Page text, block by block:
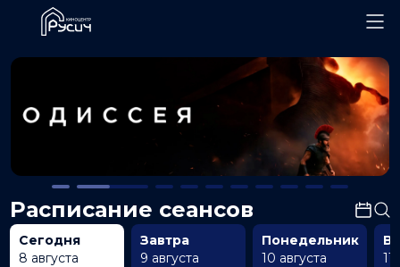
Расписание сеансов
Сегодня
8 августа
Завтра
9 августа
Понедельник
10 августа
11